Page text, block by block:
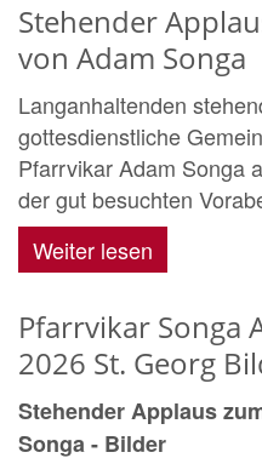
Stehender
von Adam Songa
Langanhaltenden
gottesdienstliche
Pfarrvikar Adam Songa
der gut besuchten
Weiter lesen
Pfarrvikar Songa
2026 St. Georg
Stehender Applaus
Songa - Bilder